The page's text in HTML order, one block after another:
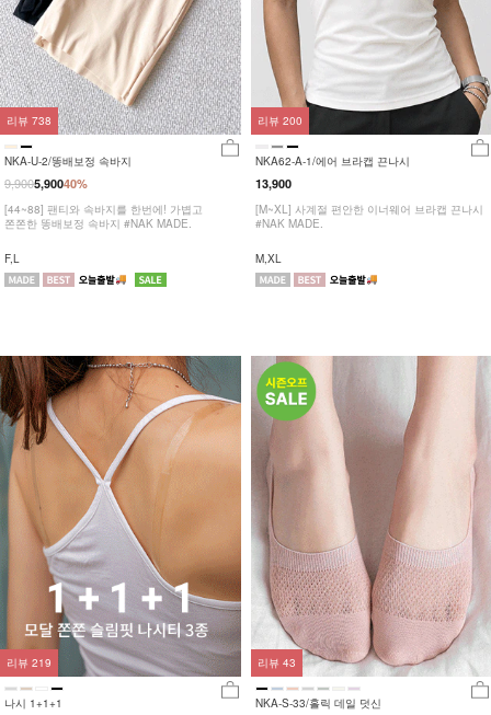
NKA-U-2/똥배보정 속바지
40%
9,9005,900
[44~88] 팬티와 속바지를 한번에! 가볍고
쫀쫀한 똥배보정 속바지 #NAK MADE.
F,L
리뷰 738
NKA62-A-1/에어 브라캡 끈나시
13,900
[M~XL] 사계절 편안한 이너웨어 브라캡 끈나시
#NAK MADE.
M,XL
리뷰 200
나시 1+1+1
리뷰 219
NKA-S-33/홀릭 데일 덧신
리뷰 43